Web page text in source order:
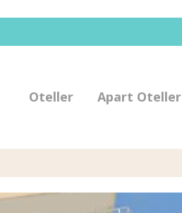
Oteller Apart Oteller